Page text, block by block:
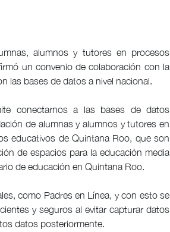
alumnos y tutores en procesos
un convenio de colaboración con la
las bases de datos a nivel nacional.
conectarnos a las bases de datos
de alumnas y alumnos y tutores en
educativos de Quintana Roo, que son
de espacios para la educación media
de educación en Quintana Roo.
como Padres en Línea, y con esto se
y seguros al evitar capturar datos
datos posteriormente.